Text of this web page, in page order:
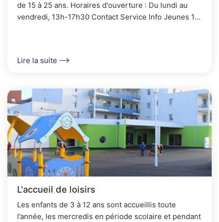
de 15 à 25 ans. Horaires d'ouverture : Du lundi au
vendredi, 13h-17h30 Contact Service Info Jeunes 18
Lire la suite
L'accueil de loisirs
Les enfants de 3 à 12 ans sont accueillis toute
l’année, les mercredis en période scolaire et pendant